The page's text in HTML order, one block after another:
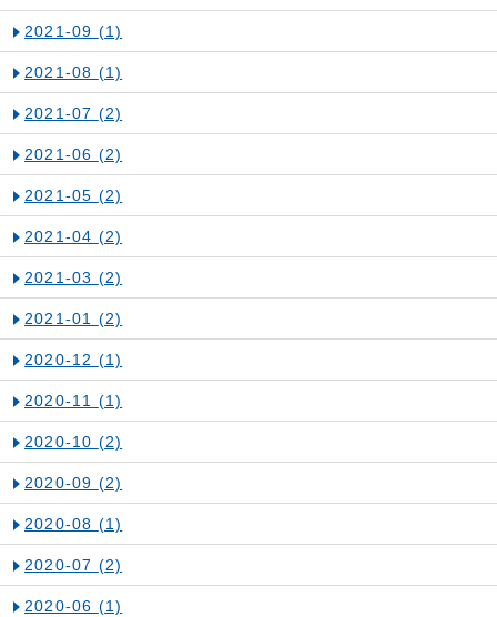
2021-09 (1)
2021-08 (1)
2021-07 (2)
2021-06 (2)
2021-05 (2)
2021-04 (2)
2021-03 (2)
2021-01 (2)
2020-12 (1)
2020-11 (1)
2020-10 (2)
2020-09 (2)
2020-08 (1)
2020-07 (2)
2020-06 (1)